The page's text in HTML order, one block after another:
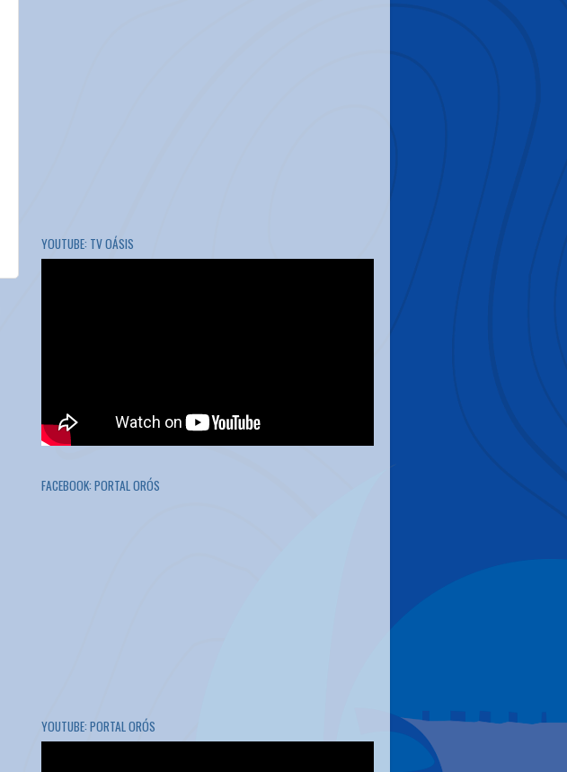
YOUTUBE: TV OÁSIS
FACEBOOK: PORTAL ORÓS
YOUTUBE: PORTAL ORÓS